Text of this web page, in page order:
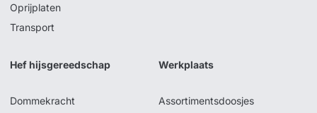
Oprijplaten
Transport
Hef hijsgereedschap
Dommekracht
Werkplaats
Assortimentsdoosjes